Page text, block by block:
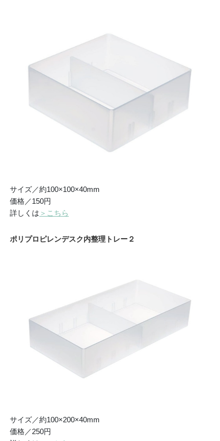
サイズ／約100×100×40mm
価格／150円
詳しくは ＞こちら
ポリプロピレンデスク内整理トレー２
サイズ／約100×200×40mm
価格／250円